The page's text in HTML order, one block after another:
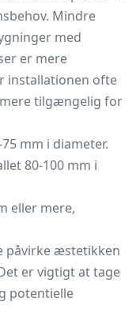
Mindre
med
er mere
installationen ofte
tilgængelig for
mm i diameter.
80-100 mm i
eller mere,
påvirke æstetikken
er vigtigt at tage
potentielle